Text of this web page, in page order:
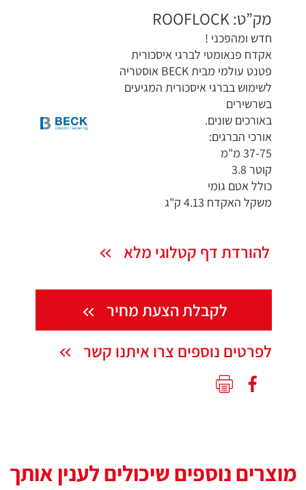
מק”ט: ROOFLOCK
חדש ומהפכני !
אקדח פנאומטי לברגי איסכורית
פטנט עולמי מבית BECK אוסטריה
לשימוש בברגי איסכורית המגיעים
בשרשירים
באורכים שונים.
אורכי הברגים:
37-75 מ"מ
קוטר 3.8
כולל אטם גומי
משקל האקדח 4.13 ק"ג
להורדת דף קטלוגי מלא
לקבלת הצעת מחיר
לפרטים נוספים צרו איתנו קשר
מוצרים נוספים שיכולים לענין אותך